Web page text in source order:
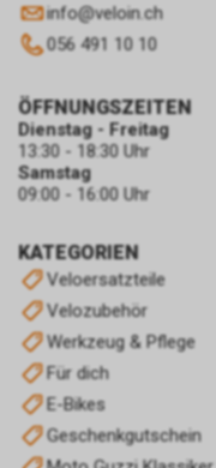
info@veloin.ch
056 491 10 10
KATEGORIEN
Veloersatzteile
Velozubehör
Werkzeug & Pflege
Für dich
E-Bikes
Geschenkgutschein
ÖFFNUNGSZEITEN
Dienstag - Freitag
13:30 - 18:30 Uhr
Samstag
09:00 - 16:00 Uhr